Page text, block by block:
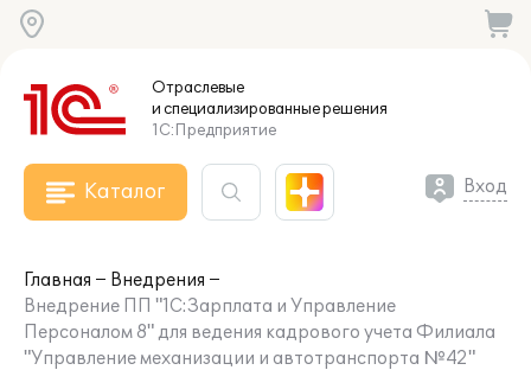
Отраслевые
и специализированныерешения
1С:Предприятие
Каталог Вход
Главная
Внедрения
Внедрение ПП "1С:Зарплата и Управление
Персоналом 8" для ведения кадрового учета Филиала
"Управление механизации и автотранспорта №42"